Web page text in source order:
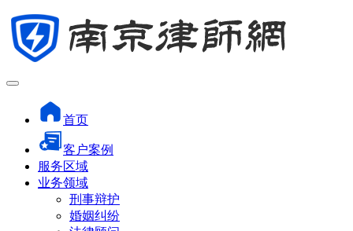
首页
客户案例
服务区域
业务领域
刑事辩护
婚姻纠纷